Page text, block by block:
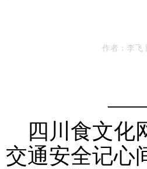
作者：李飞
——
四川食文化
交通安全记心